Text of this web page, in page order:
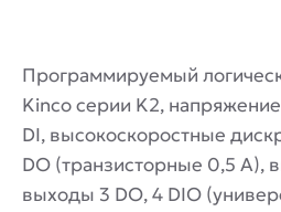
Программируемый
Kinco серии K2,
DI, высокоскоростные
DO (транзисторные 0,5 А),
выходы 3 DO, 4 DIO